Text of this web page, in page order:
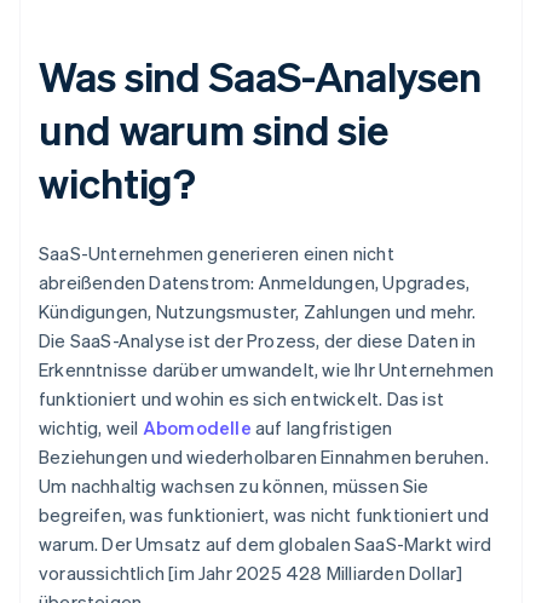
Was sind SaaS-Analysen
und warum sind sie
wichtig?
SaaS-Unternehmen generieren einen nicht
abreißenden Datenstrom: Anmeldungen, Upgrades,
Kündigungen, Nutzungsmuster, Zahlungen und mehr.
Die SaaS-Analyse ist der Prozess, der diese Daten in
Erkenntnisse darüber umwandelt, wie Ihr Unternehmen
funktioniert und wohin es sich entwickelt. Das ist
wichtig, weil Abomodelle auf langfristigen
Beziehungen und wiederholbaren Einnahmen beruhen.
Um nachhaltig wachsen zu können, müssen Sie
begreifen, was funktioniert, was nicht funktioniert und
warum. Der Umsatz auf dem globalen SaaS-Markt wird
voraussichtlich [im Jahr 2025 428 Milliarden Dollar]